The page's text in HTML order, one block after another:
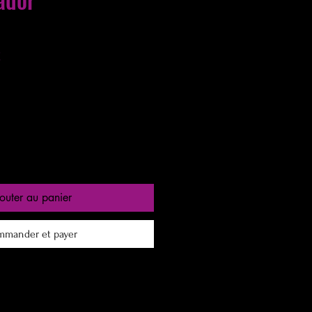
au panier
et payer